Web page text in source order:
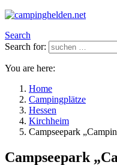
Search
Search for:
You are here:
Home
Campingplätze
Hessen
Kirchheim
Campseepark
Campseepark